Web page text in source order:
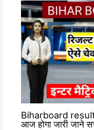
Biharboard result
आज होगा जारी जाने